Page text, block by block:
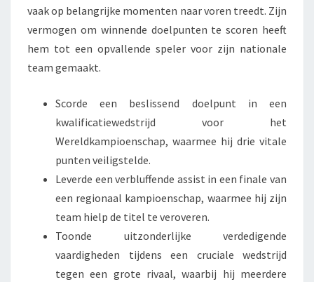
vaak op belangrijke momenten naar voren treedt. Zijn
vermogen om winnende doelpunten te scoren heeft
hem tot een opvallende speler voor zijn nationale
team gemaakt.
Scorde een beslissend doelpunt in een
kwalificatiewedstrijd voor het
Wereldkampioenschap, waarmee hij drie vitale
punten veiligstelde.
Leverde een verbluffende assist in een finale van
een regionaal kampioenschap, waarmee hij zijn
team hielp de titel te veroveren.
Toonde uitzonderlijke verdedigende
vaardigheden tijdens een cruciale wedstrijd
tegen een grote rivaal, waarbij hij meerdere